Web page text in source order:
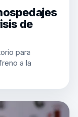
de
para
a la